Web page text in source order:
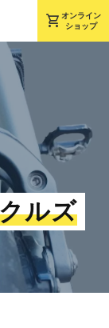
shopping_cart オンライン
ショップ
ルズ